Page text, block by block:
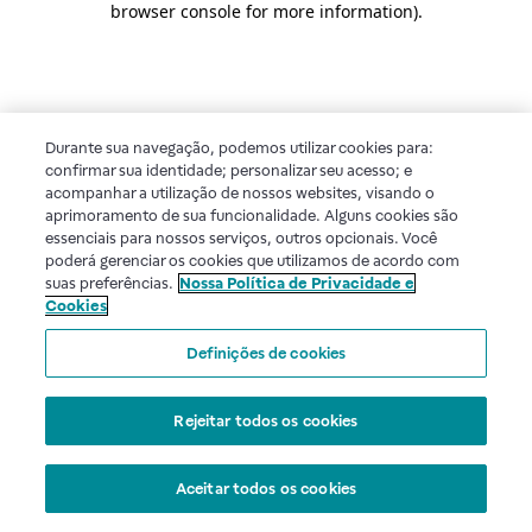
browser console for more information).
Durante sua navegação, podemos utilizar cookies para:
confirmar sua identidade; personalizar seu acesso; e
acompanhar a utilização de nossos websites, visando o
aprimoramento de sua funcionalidade. Alguns cookies são
essenciais para nossos serviços, outros opcionais. Você
poderá gerenciar os cookies que utilizamos de acordo com
suas preferências. Nossa Política de Privacidade e
Cookies
Definições de cookies
Rejeitar todos os cookies
Aceitar todos os cookies